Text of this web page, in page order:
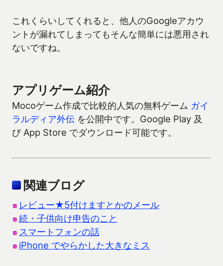
これくらいしてくれると、他人のGoogleアカウ
ントが漏れてしまってもそんな簡単には悪用され
ないですね。
アプリゲーム紹介
Mocoゲーム作成で比較的人気の無料ゲーム ガイ
ラルディア外伝 を公開中です。Google Play 及
び App Store でダウンロード可能です。
関連ブログ
レビュー★5付けますとかのメール
続・子供向け申告のこと
スマートフォンの話
iPhone でやらかした大きなミス